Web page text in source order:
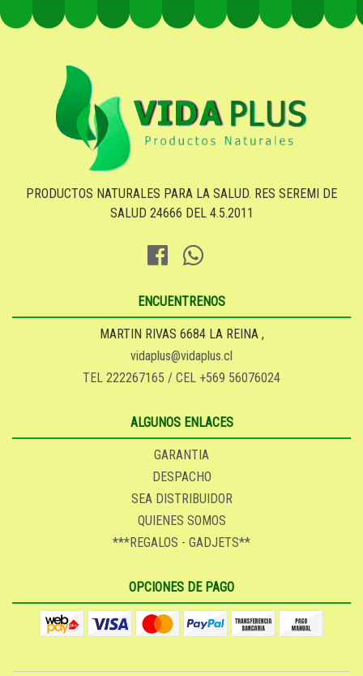
PRODUCTOS NATURALES PARA LA SALUD. RES SEREMI DE
SALUD 24666 DEL 4.5.2011
ENCUENTRENOS
MARTIN RIVAS 6684 LA REINA ,
vidaplus@vidaplus.cl
TEL 222267165 / CEL +569 56076024
ALGUNOS ENLACES
GARANTIA
DESPACHO
SEA DISTRIBUIDOR
QUIENES SOMOS
***REGALOS - GADJETS**
OPCIONES DE PAGO